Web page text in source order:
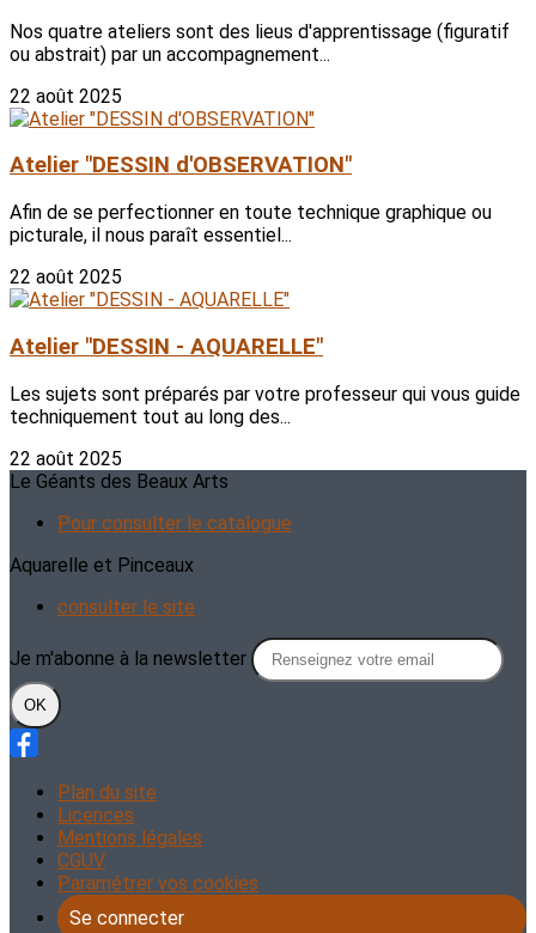
Nos quatre ateliers sont des lieus d'apprentissage (figuratif
ou abstrait) par un accompagnement...
22 août 2025
Atelier "DESSIN d'OBSERVATION"
Afin de se perfectionner en toute technique graphique ou
picturale, il nous paraît essentiel...
22 août 2025
Atelier "DESSIN - AQUARELLE"
Les sujets sont préparés par votre professeur qui vous guide
techniquement tout au long des...
22 août 2025
Le Géants des Beaux Arts
Pour consulter le catalogue
Aquarelle et Pinceaux
consulter le site
Je m'abonne à la newsletter
OK
Plan du site
Licences
Mentions légales
CGUV
Paramétrer vos cookies
Se connecter